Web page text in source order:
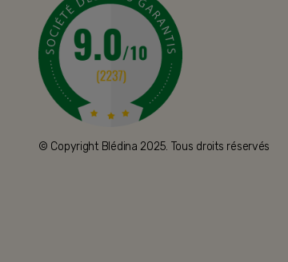
© Copyright Blédina 2025. Tous droits réservés